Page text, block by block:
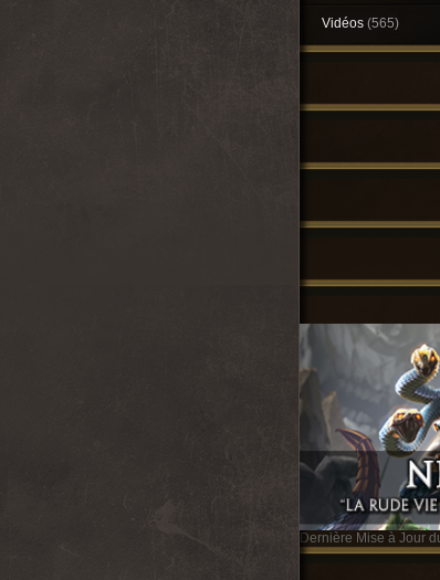
Vidéos (565)
Dernière Mise à Jour